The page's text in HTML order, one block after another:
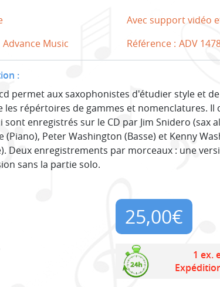
Avec support vidéo
Advance Music Référence : ADV
:
permet aux saxophonistes d'étudier style et
les répértoires de gammes et nomenclatures. Il
sont enregistrés sur le CD par Jim Snidero (sax
(Piano), Peter Washington (Basse) et Kenny
Deux enregistrements par morceaux : une
sans la partie solo.
25,00€
1 ex.